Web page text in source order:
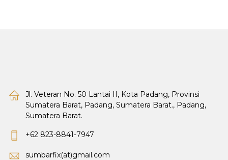
Jl. Veteran No. 50 Lantai II, Kota Padang, Provinsi
Sumatera Barat, Padang, Sumatera Barat., Padang,
Sumatera Barat.
+62 823-8841-7947
sumbarfix(at)gmail.com